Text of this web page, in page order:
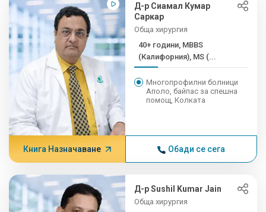
Д-р Сиамал Кумар
Саркар
Обща хирургия
40+ години, MBBS
(Калифорния), MS (...
Многопрофилни болници
Аполо, байпас за спешна
помощ, Колката
Книга Назначаване Обади се сега
Д-р Sushil Kumar Jain
Обща хирургия